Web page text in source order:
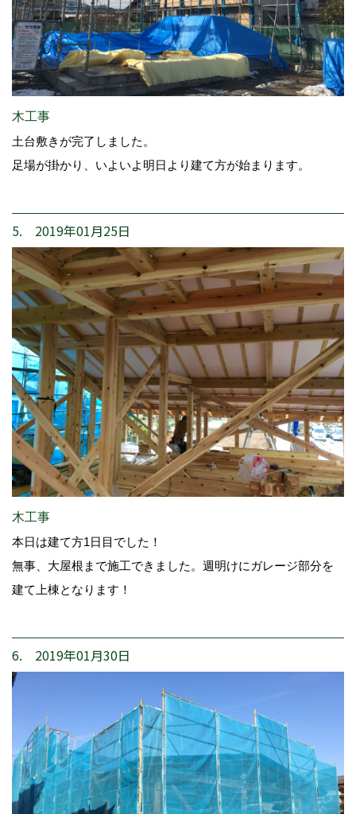
木工事
土台敷きが完了しました。
足場が掛かり、いよいよ明日より建て方が始まります。
5. 2019年01月25日
木工事
本日は建て方1日目でした！
無事、大屋根まで施工できました。週明けにガレージ部分を
建て上棟となります！
6. 2019年01月30日